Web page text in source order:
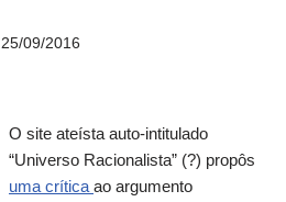
25/09/2016
O site ateísta auto-intitulado
“Universo Racionalista” (?) propôs
uma crítica ao argumento